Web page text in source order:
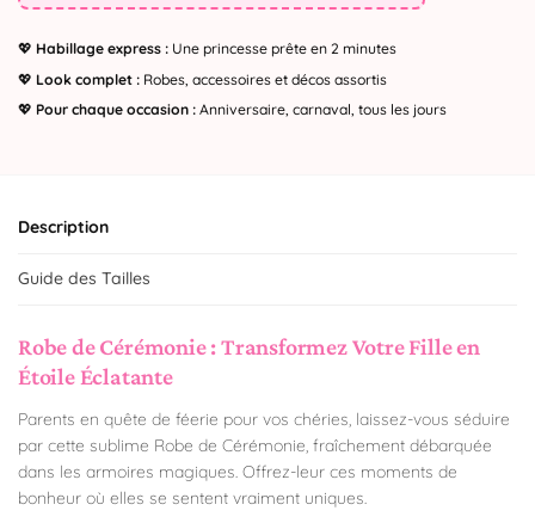
💖 Habillage express : Une princesse prête en 2 minutes
💖 Look complet : Robes, accessoires et décos assortis
💖 Pour chaque occasion : Anniversaire, carnaval, tous les jours
Description
Guide des Tailles
Robe de Cérémonie : Transformez Votre Fille en
Étoile Éclatante
Parents en quête de féerie pour vos chéries, laissez-vous séduire
par cette sublime Robe de Cérémonie, fraîchement débarquée
dans les armoires magiques. Offrez-leur ces moments de
bonheur où elles se sentent vraiment uniques.